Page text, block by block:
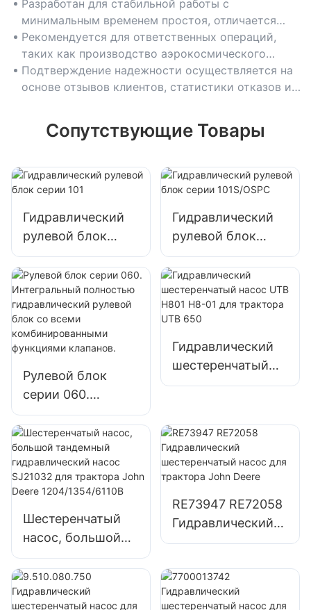
Разработан для стабильной работы с
минимальным временем простоя, отличается
надежными уплотнениями и передовыми
системами терморегулирования.
Рекомендуется для ответственных операций,
таких как производство аэрокосмического
оборудования, горнодобывающей техники и
непрерывных производственных процессов.
Подтверждение надежности осуществляется на
основе отзывов клиентов, статистики отказов и
(например, ANSI).
Сопутствующие Товары
Гидравлический
рулевой блок
серии 101
Гидравлический
рулевой блок
серии 101S/OSPC
Рулевой блок
серии 060.
Интегральный
полностью
гидравлический
рулевой блок со
всеми
ми функциями
клапанов.
Гидравлический
шестеренчатый
насос UTB H801
трактора UTB 650
Шестеренчатый
насос, большой
тандемный
гидравлический
насос SJ21032 для
RE73947 RE72058
Гидравлический
шестеренчатый
трактора John
Deere